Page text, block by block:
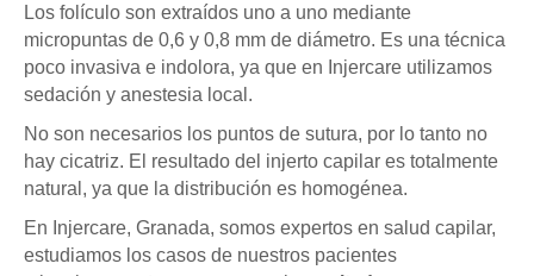
Los folículo son extraídos uno a uno mediante
micropuntas de 0,6 y 0,8 mm de diámetro. Es una técnica
poco invasiva e indolora, ya que en Injercare utilizamos
sedación y anestesia local.
No son necesarios los puntos de sutura, por lo tanto no
hay cicatriz. El resultado del injerto capilar es totalmente
natural, ya que la distribución es homogénea.
En Injercare, Granada, somos expertos en salud capilar,
estudiamos los casos de nuestros pacientes